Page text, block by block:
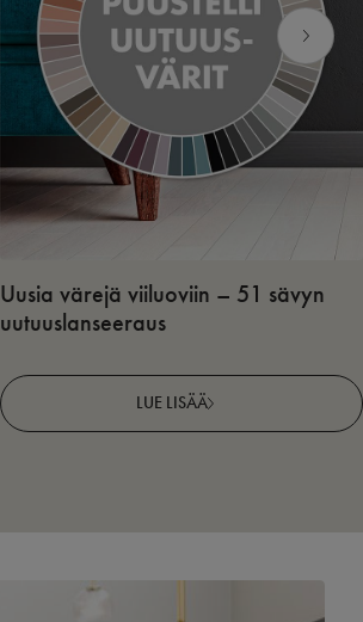
Uusia värejä viiluoviin – 51 sävyn
uutuuslanseeraus
LUE LISÄÄ